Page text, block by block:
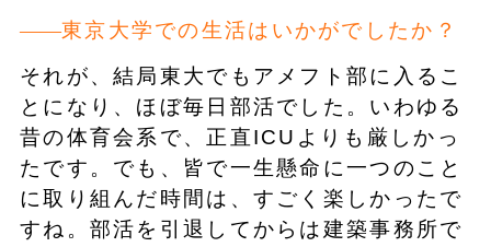
東京大学での生活はいかがでしたか？
それが、結局東大でもアメフト部に入るこ
とになり、ほぼ毎日部活でした。いわゆる
昔の体育会系で、正直ICUよりも厳しかっ
たです。でも、皆で一生懸命に一つのこと
に取り組んだ時間は、すごく楽しかったで
すね。部活を引退してからは建築事務所で